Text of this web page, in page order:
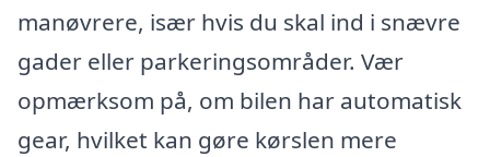
manøvrere, især hvis du skal ind i snævre
gader eller parkeringsområder. Vær
opmærksom på, om bilen har automatisk
gear, hvilket kan gøre kørslen mere